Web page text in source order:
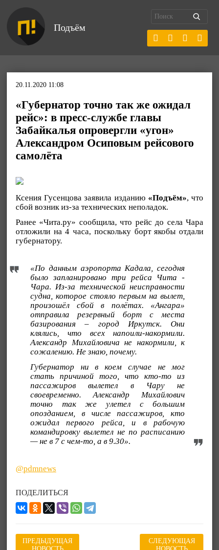
Подъём
20.11.2020 11:08
«Губернатор точно так же ожидал
рейс»: в пресс-службе главы
Забайкалья опровергли «угон»
Александром Осиповым рейсового
самолёта
Ксения Гусенцова заявила изданию «Подъём», что
сбой возник из-за технических неполадок.
Ранее «Чита.ру» сообщила, что рейс до села Чара
отложили на 4 часа, поскольку борт якобы отдали
губернатору.
«По данным аэропорта Кадала, сегодня
было запланировано три рейса Чита -
Чара. Из-за технической неисправности
судна, которое стояло первым на вылет,
произошёл сбой в полётах. «Ангара»
отправила резервный борт с места
базирования – город Иркутск. Они
клялись, что всех напоили-накормили.
Александр Михайловича не накормили, к
сожалению. Не знаю, почему.
Губернатор ни в коем случае не мог
стать причиной того, что кто-то из
пассажиров вылетел в Чару не
своевременно. Александр Михайлович
точно так же улетел с большим
опозданием, в числе пассажиров, кто
ожидал первого рейса, и в рабочую
командировку вылетел не по расписанию
— не в 7 с чем-то, а в 9.30».
@pdmnews
ПОДЕЛИТЬСЯ
ПРЕДЫДУЩАЯ
СЛЕДУЮЩАЯ